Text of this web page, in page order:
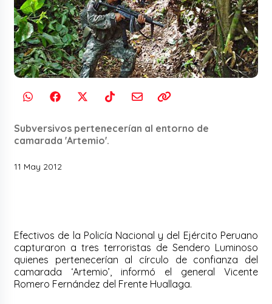
Subversivos pertenecerían al entorno de
camarada 'Artemio'.
11 May 2012
Efectivos de la Policía Nacional y del Ejército Peruano
capturaron a tres terroristas de Sendero Luminoso
quienes pertenecerían al círculo de confianza del
camarada ‘Artemio’, informó el general Vicente
Romero Fernández del Frente Huallaga.